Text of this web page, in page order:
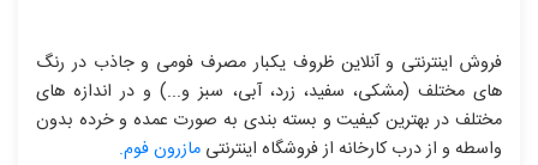
فروش اینترنتی و آنلاین ظروف یکبار مصرف فومی و جاذب در رنگ
های مختلف (مشکی، سفید، زرد، آبی، سبز و...) و در اندازه های
مختلف در بهترین کیفیت و بسته بندی به صورت عمده و خرده بدون
واسطه و از درب کارخانه از فروشگاه اینترنتی مازرون فوم.